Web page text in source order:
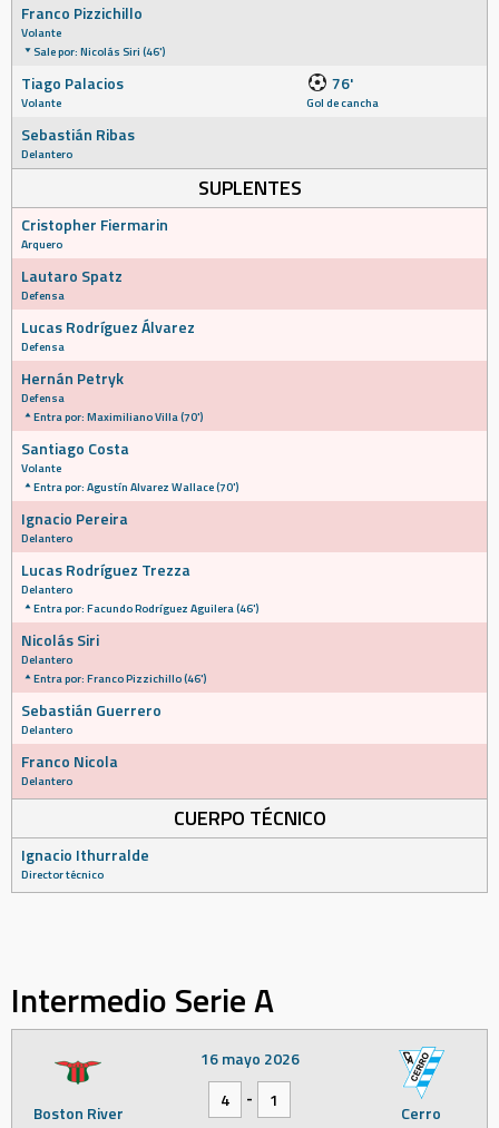
Franco Pizzichillo
Volante
Sale por: Nicolás Siri (46')
Tiago Palacios
Volante
76'
Gol de cancha
Sebastián Ribas
Delantero
SUPLENTES
Cristopher Fiermarin
Arquero
Lautaro Spatz
Defensa
Lucas Rodríguez Álvarez
Defensa
Hernán Petryk
Defensa
Entra por: Maximiliano Villa (70')
Santiago Costa
Volante
Entra por: Agustín Alvarez Wallace (70')
Ignacio Pereira
Delantero
Lucas Rodríguez Trezza
Delantero
Entra por: Facundo Rodríguez Aguilera (46')
Nicolás Siri
Delantero
Entra por: Franco Pizzichillo (46')
Sebastián Guerrero
Delantero
Franco Nicola
Delantero
CUERPO TÉCNICO
Ignacio Ithurralde
Director técnico
Intermedio Serie A
Boston River Cerro
16 mayo 2026
4
-
1